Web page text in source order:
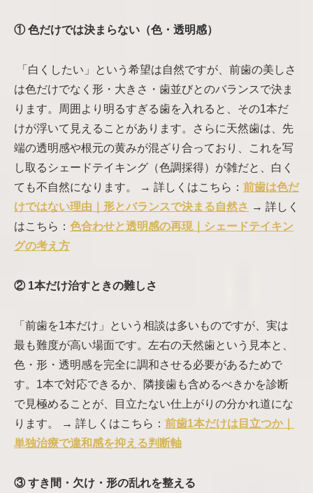
① 色だけでは決まらない（色・透明感）
「白くしたい」という希望は自然ですが、前歯の美しさ
は色だけでなく形・大きさ・歯並びとのバランスで決ま
ります。周囲より明るすぎる歯を入れると、その1本だ
けが浮いて見えることがあります。さらに天然歯は、先
端の透明感や根元の黄みが混ざり合っており、これを写
し取るシェードテイキング（色調採得）が雑だと、白く
ても不自然になります。 → 詳しくはこちら： 前歯は色だ
けではない理由｜形とバランスで決まる自然さ → 詳しく
はこちら： 色合わせと透明感の再現｜シェードテイキン
グの考え方
② 1本だけ治すときの難しさ
「前歯を1本だけ」という相談は多いものですが、実は
最も難度が高い場面です。左右の天然歯という見本と、
色・形・透明感を完全に調和させる必要があるためで
す。1本で対応できるか、隣接歯も含めるべきかを診断
で見極めることが、目立たない仕上がりの分かれ道にな
ります。 → 詳しくはこちら： 前歯1本だけは目立つか｜
単独治療で違和感を抑える判断軸
③ すき間・欠け・形の乱れを整える